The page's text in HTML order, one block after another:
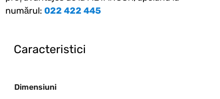
numărul: 022 422 445
Caracteristici
Dimensiuni